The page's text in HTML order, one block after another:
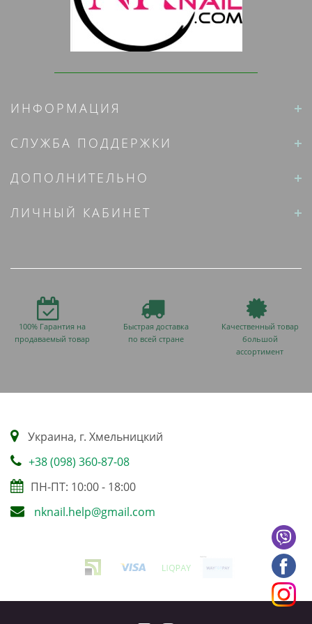
ИНФОРМАЦИЯ
СЛУЖБА ПОДДЕРЖКИ
ДОПОЛНИТЕЛЬНО
ЛИЧНЫЙ КАБИНЕТ
100% Гарантия на
продаваемый товар
Быстрая доставка
по всей стране
Качественный товар
большой
ассортимент
Украина, г. Хмельницкий
+38 (098) 360-87-08
ПН-ПТ: 10:00 - 18:00
nknail.help@gmail.com